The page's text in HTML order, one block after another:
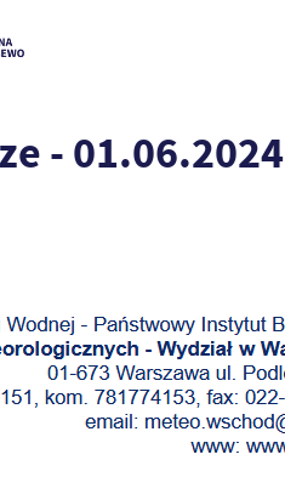
- 01.06.2024